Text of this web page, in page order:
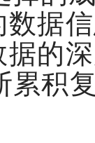
数据
的
累积